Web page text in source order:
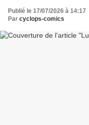
Publié le 17/07/2026 à 14:17
Par cyclops-comics